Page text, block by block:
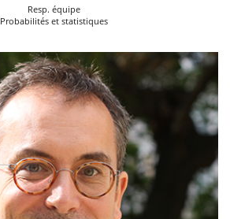
Resp. équipe
Probabilités et statistiques